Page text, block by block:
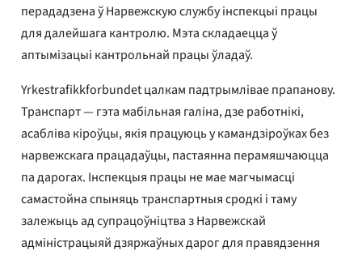
перададзена ў Нарвежскую службу інспекцыі працы
для далейшага кантролю. Мэта складаецца ў
аптымізацыі кантрольнай працы ўладаў.
Yrkestrafikkforbundet цалкам падтрымлівае прапанову.
Транспарт — гэта мабільная галіна, дзе работнікі,
асабліва кіроўцы, якія працуюць у камандзіроўках без
нарвежскага працадаўцы, пастаянна перамяшчаюцца
па дарогах. Інспекцыя працы не мае магчымасці
самастойна спыняць транспартныя сродкі і таму
залежыць ад супрацоўніцтва з Нарвежскай
адміністрацыяй дзяржаўных дарог для правядзення